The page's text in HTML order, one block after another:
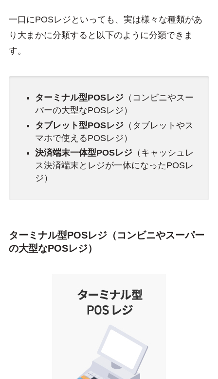
一口にPOSレジといっても、実は様々な種類があ
り大まかに分類すると以下のように分類できま
す。
ターミナル型POSレジ（コンビニやスー
パーの大型なPOSレジ）
タブレット型POSレジ（タブレットやス
マホで使えるPOSレジ）
決済端末一体型POSレジ（キャッシュレ
ス決済端末とレジが一体になったPOSレ
ジ）
ターミナル型POSレジ（コンビニやスーパー
の大型なPOSレジ）